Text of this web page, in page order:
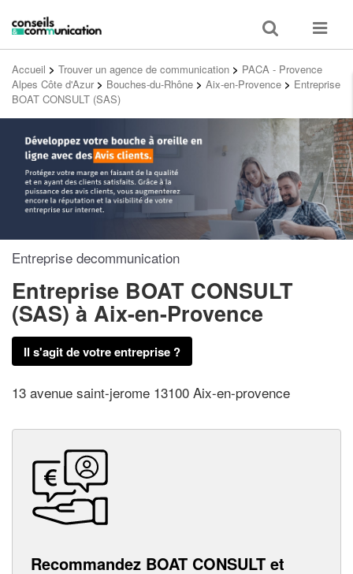
Toggle
search
Toggle
Accueil > Trouver un agence de communication > PACA - Provence
Alpes Côte d'Azur > Bouches-du-Rhône > Aix-en-Provence > Entreprise
BOAT CONSULT (SAS)
Entreprise decommunication
Entreprise BOAT CONSULT
(SAS)à Aix-en-Provence
Il s'agit de votre entreprise ?
13 avenue saint-jerome 13100 Aix-en-provence
Recommandez BOAT CONSULT et